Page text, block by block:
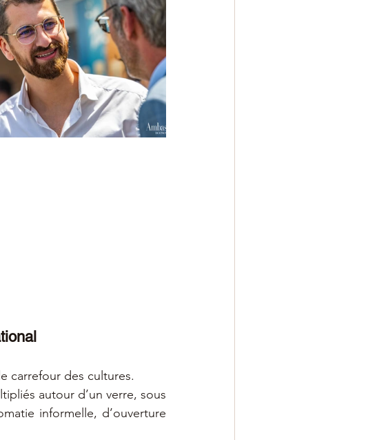
carrefour des cultures.
autour d’un verre, sous
informelle, d’ouverture